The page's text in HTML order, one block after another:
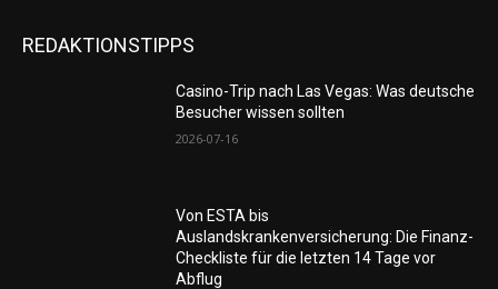
REDAKTIONSTIPPS
Casino-Trip nach Las Vegas: Was deutsche
Besucher wissen sollten
2026-07-16
Von ESTA bis
Auslandskrankenversicherung: Die Finanz-
Checkliste für die letzten 14 Tage vor
Abflug